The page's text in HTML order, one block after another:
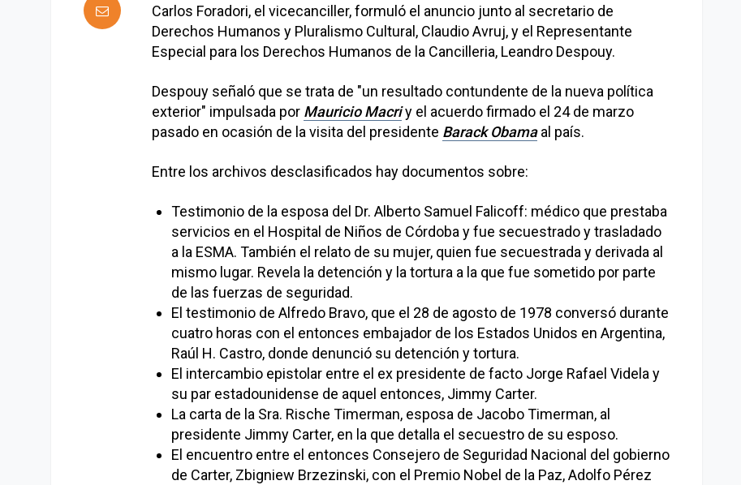
Carlos Foradori, el vicecanciller, formuló el anuncio junto al secretario de
Derechos Humanos y Pluralismo Cultural, Claudio Avruj, y el Representante
Especial para los Derechos Humanos de la Cancilleria, Leandro Despouy.
Despouy señaló que se trata de "un resultado contundente de la nueva política
exterior" impulsada por Mauricio Macriy el acuerdo firmado el 24 de marzo
pasado en ocasión de la visita del presidente Barack Obamaal país.
Entre los archivos desclasificados hay documentos sobre:
Testimonio de la esposa del Dr. Alberto Samuel Falicoff: médico que prestaba
servicios en el Hospital de Niños de Córdoba y fue secuestrado y trasladado
a la ESMA. También el relato de su mujer, quien fue secuestrada y derivada al
mismo lugar. Revela la detención y la tortura a la que fue sometido por parte
de las fuerzas de seguridad.
El testimonio de Alfredo Bravo, que el 28 de agosto de 1978 conversó durante
cuatro horas con el entonces embajador de los Estados Unidos en Argentina,
Raúl H. Castro, donde denunció su detención y tortura.
El intercambio epistolar entre el ex presidente de facto Jorge Rafael Videla y
su par estadounidense de aquel entonces, Jimmy Carter.
La carta de la Sra. Rische Timerman, esposa de Jacobo Timerman, al
presidente Jimmy Carter, en la que detalla el secuestro de su esposo.
El encuentro entre el entonces Consejero de Seguridad Nacional del gobierno
de Carter, Zbigniew Brzezinski, con el Premio Nobel de la Paz, Adolfo Pérez